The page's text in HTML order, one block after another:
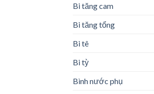
Bi tăng cam
Bi tăng tổng
Bi tê
Bi tỳ
Bình nước phụ